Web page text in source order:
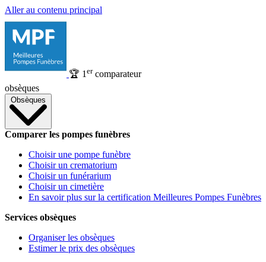
Aller au contenu principal
🏆 1 ercomparateur
obsèques
Obsèques
Comparer les pompes funèbres
Choisir une pompe funèbre
Choisir un crematorium
Choisir un funérarium
Choisir un cimetière
En savoir plus sur la certification Meilleures Pompes Funèbres
Services obsèques
Organiser les obsèques
Estimer le prix des obsèques